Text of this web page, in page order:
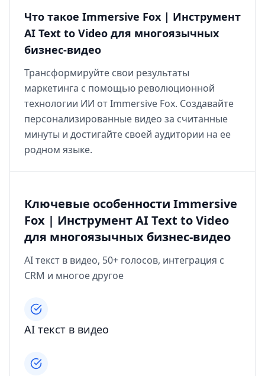
Что такое Immersive Fox | Инструмент
AI Text to Video для многоязычных
бизнес-видео
Трансформируйте свои результаты
маркетинга с помощью революционной
технологии ИИ от Immersive Fox. Создавайте
персонализированные видео за считанные
минуты и достигайте своей аудитории на ее
родном языке.
Ключевые особенности Immersive
Fox | Инструмент AI Text to Video
для многоязычных бизнес-видео
AI текст в видео, 50+ голосов, интеграция с
CRM и многое другое
AI текст в видео